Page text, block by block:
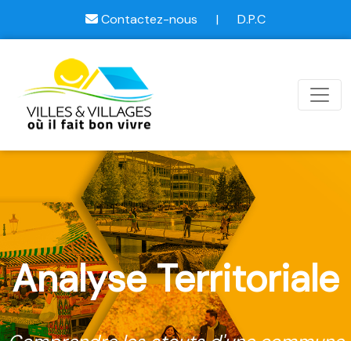
Contactez-nous | D.P.C
Analyse Territoriale